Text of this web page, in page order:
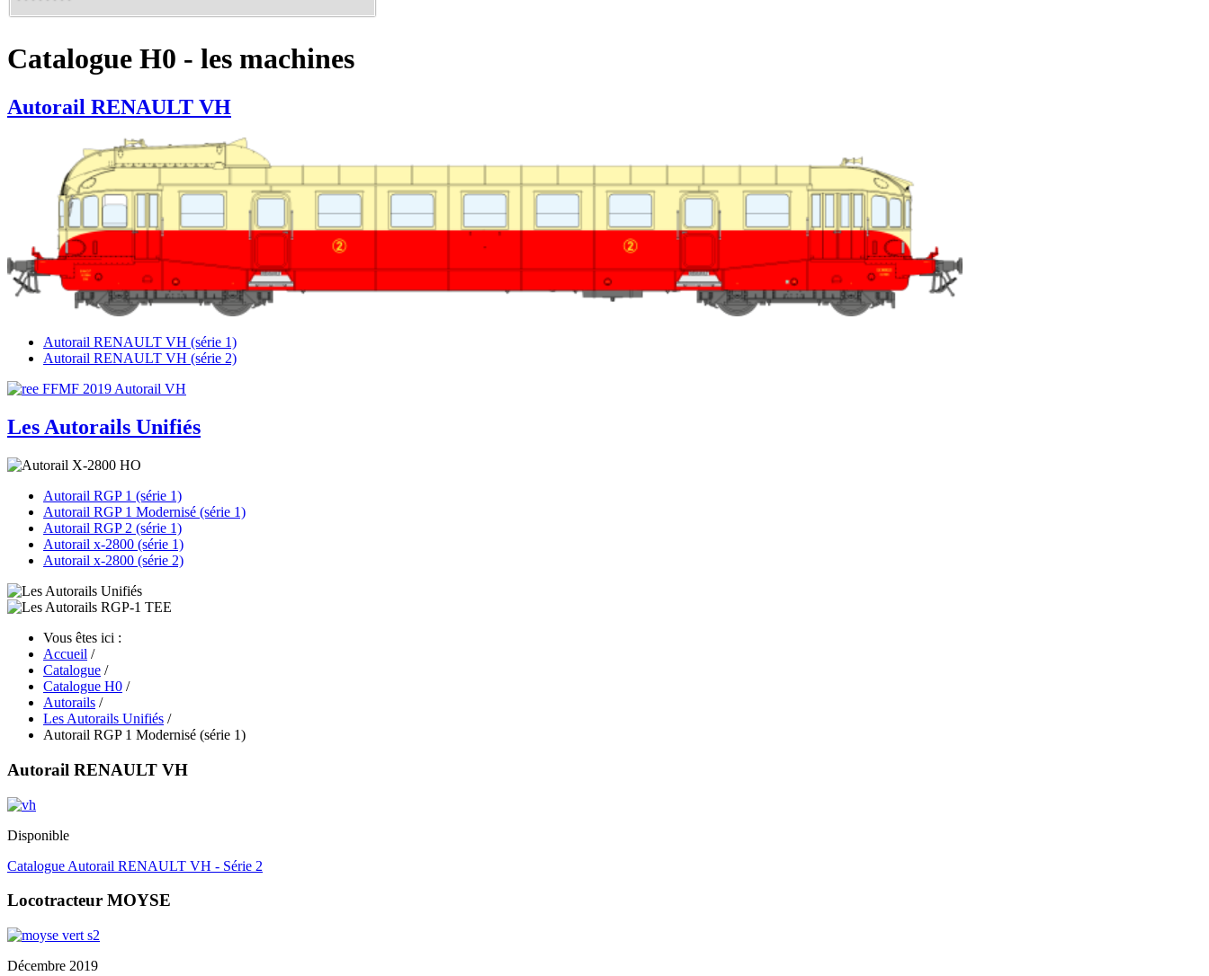
Catalogue H0 - les machines
Autorail RENAULT VH
Autorail RENAULT VH (série 1)
Autorail RENAULT VH (série 2)
Les Autorails Unifiés
Autorail RGP 1 (série 1)
Autorail RGP 1 Modernisé (série 1)
Autorail RGP 2 (série 1)
Autorail x-2800 (série 1)
Autorail x-2800 (série 2)
Vous êtes ici :
Accueil /
Catalogue /
Catalogue H0 /
Autorails /
Les Autorails Unifiés /
Autorail RGP 1 Modernisé (série 1)
Autorail RENAULT VH
Disponible
Catalogue Autorail RENAULT VH - Série 2
Locotracteur MOYSE
Décembre 2019